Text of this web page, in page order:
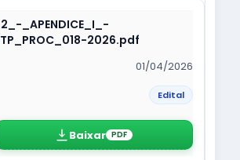
_APENDICE_I_-
2026.pdf
01/04/2026
Edital
Baixar PDF